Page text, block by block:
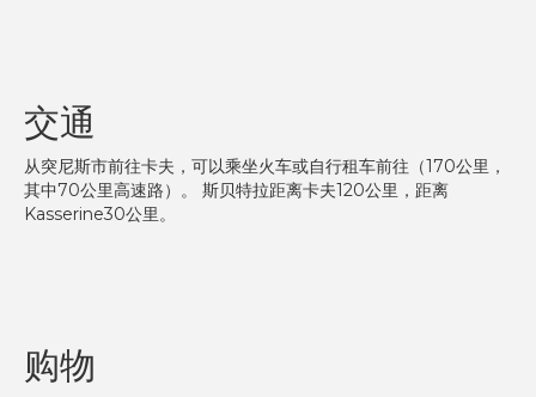
交通
从突尼斯市前往卡夫，可以乘坐火车或自行租车前往（170公里，
其中70公里高速路）。 斯贝特拉距离卡夫120公里，距离
Kasserine30公里。
购物